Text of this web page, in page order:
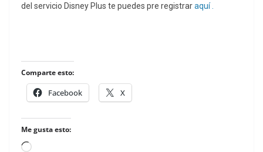
del servicio Disney Plus te puedes pre registraraquí .
Comparte esto:
Facebook X
Me gusta esto:
Loading…